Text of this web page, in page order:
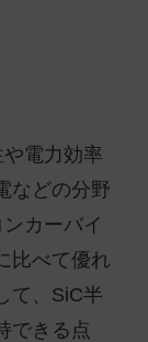
電力効率
などの分野
カーバイ
比べて優れ
て、SiC半
できる点